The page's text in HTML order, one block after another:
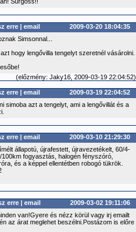
erre | email
2009-03-20 18:04:35
Simsonnal...
hogy lengővilla tengelyt szeretnél vásárolni.
(előzmény: Jaky16, 2009-03-19 22:04:52)
erre | email
2009-03-19 22:04:52
simoba azt a tengelyt, ami a lengővillát és a
erre | email
2009-03-10 21:29:30
állapotú, újrafestett, újravezetékelt, 60/4-
fogyasztás, halogén fényszóró,
és a képpel ellentétben robogó tükrök.
erre | email
2009-03-02 19:11:06
van!Gyere és nézz körül vagy irj emailt
az árat meglehet beszélni.Postázom is előre